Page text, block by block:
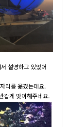
설명하고 있었어
리를 옮겼는데요.
갑게 맞이해주네요.